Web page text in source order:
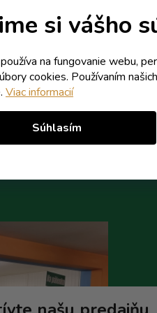
si vášho
na fungovanie webu,
cookies. Používaním
Viac informacií
Súhlasím
0,53 € vrátane DPH
0,85 € (-50%)
Do košíka